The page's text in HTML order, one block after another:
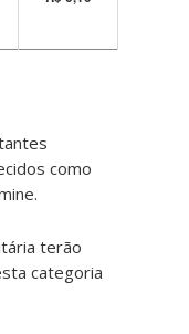
como
terão
categoria